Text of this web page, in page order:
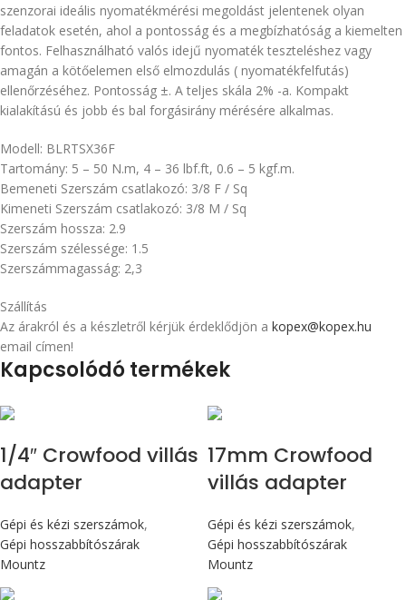
szenzorai ideális nyomatékmérési megoldást jelentenek olyan
feladatok esetén, ahol a pontosság és a megbízhatóság a kiemelten
fontos. Felhasználható valós idejű nyomaték teszteléshez vagy
amagán a kötőelemen első elmozdulás ( nyomatékfelfutás)
ellenőrzéséhez. Pontosság ±. A teljes skála 2% -a. Kompakt
kialakítású és jobb és bal forgásirány mérésére alkalmas.
Modell: BLRTSX36F
Tartomány: 5 – 50 N.m, 4 – 36 lbf.ft, 0.6 – 5 kgf.m.
Bemeneti Szerszám csatlakozó: 3/8 F / Sq
Kimeneti Szerszám csatlakozó: 3/8 M / Sq
Szerszám hossza: 2.9
Szerszám szélessége: 1.5
Szerszámmagasság: 2,3
Szállítás
Az árakról és a készletről kérjük érdeklődjön a kopex@kopex.hu
email címen!
Kapcsolódó termékek
1/4″ Crowfood villás
adapter
Gépi és kézi szerszámok,
Gépi hosszabbítószárak
Mountz
17mm Crowfood
villás adapter
Gépi és kézi szerszámok,
Gépi hosszabbítószárak
Mountz